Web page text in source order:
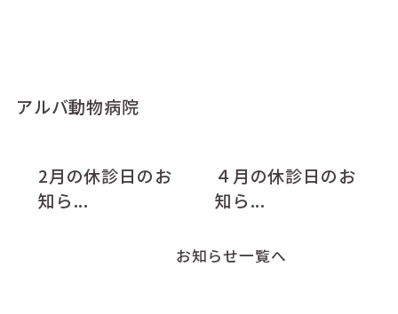
アルバ動物病院
2月の休診日のお
知ら...
お知らせ一覧へ
４月の休診日のお
知ら...